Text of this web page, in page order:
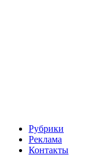
Рубрики
Реклама
Контакты